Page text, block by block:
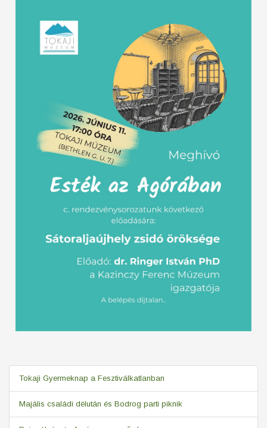
Tokaji Gyermeknap a Fesztiválkatlanban
Majális családi délután és Bodrog parti piknik